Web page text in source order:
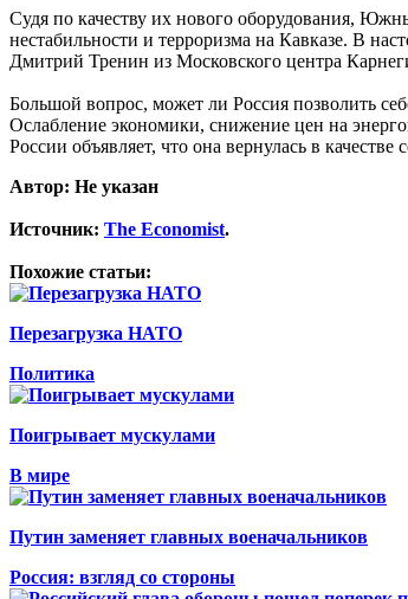
Судя по качеству их нового оборудования,
нестабильности и терроризма на Кавказе. В
Дмитрий Тренин из Московского центра
Большой вопрос, может ли Россия позволить
Ослабление экономики, снижение цен на
России объявляет, что она вернулась в
Автор: Не указан
Источник: The Economist.
Похожие статьи:
Перезагрузка НАТО
Политика
Поигрывает мускулами
В мире
Путин заменяет главных военачальников
Россия: взгляд со стороны